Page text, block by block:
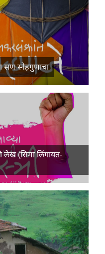
सण स्नेहगुणाचा
लेख (सिमा लिंगायत-